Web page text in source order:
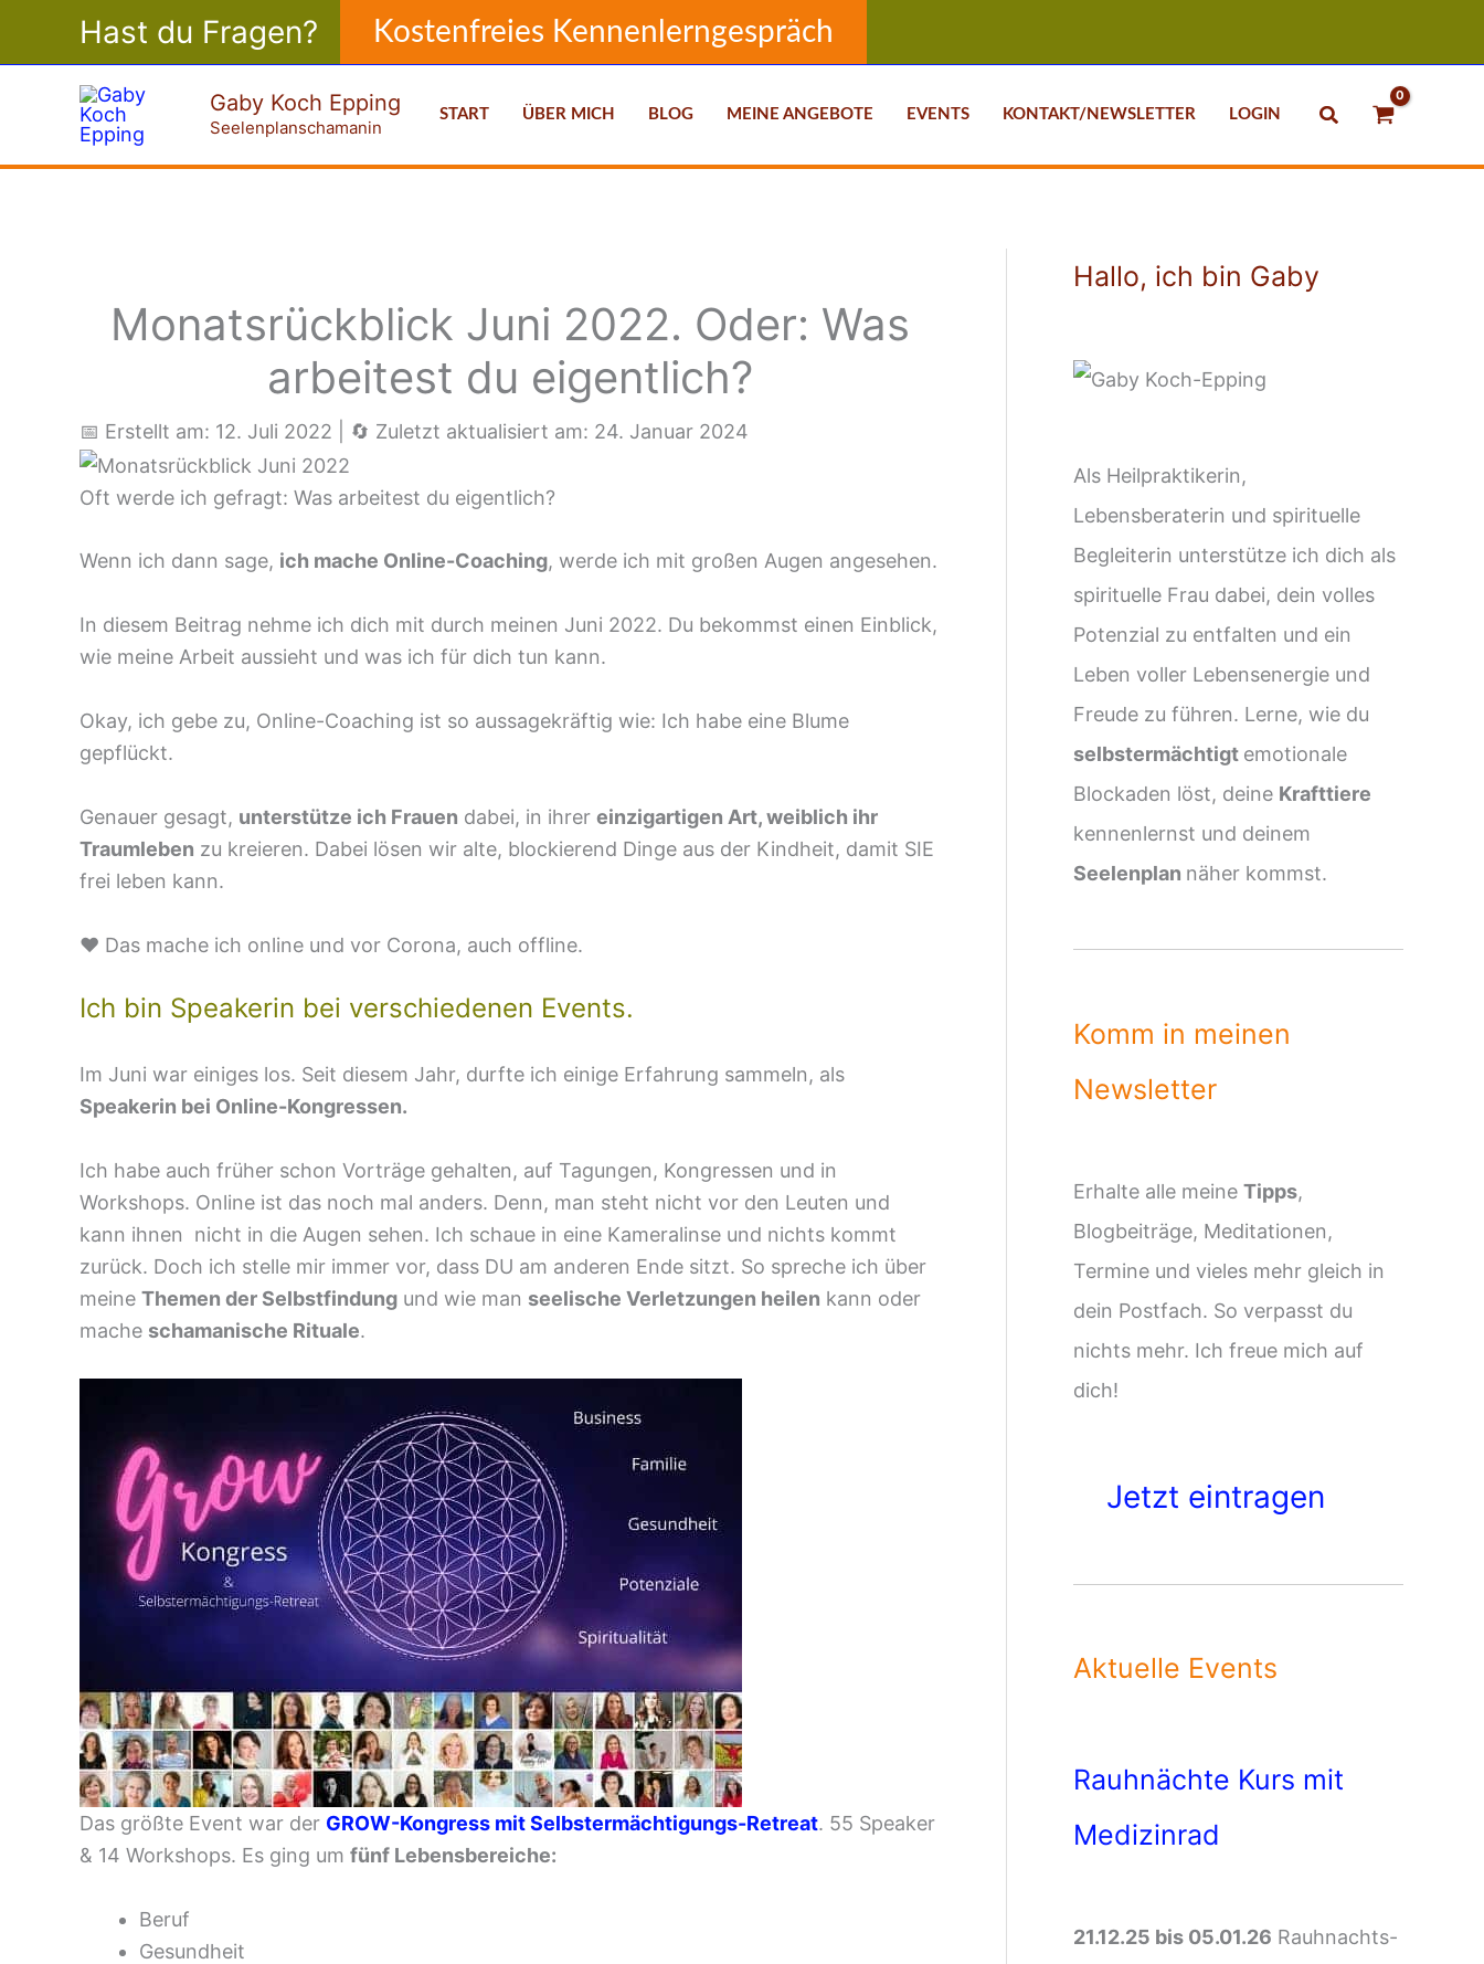
Hast du Fragen? Kostenfreies Kennenlerngespräch
Gaby Koch Epping
Seelenplanschamanin
START ÜBER MICH BLOG MEINE ANGEBOTE EVENTS KONTAKT/NEWSLETTER LOGIN Suchen
Monatsrückblick Juni 2022. Oder: Was
arbeitest du eigentlich?
📅 Erstellt am: 12. Juli 2022 🔄 Zuletzt aktualisiert am: 24. Januar 2024
Oft werde ich gefragt: Was arbeitest du eigentlich?
Wenn ich dann sage, ich mache Online-Coaching, werde ich mit großen Augen angesehen.
In diesem Beitrag nehme ich dich mit durch meinen Juni 2022. Du bekommst einen Einblick,
wie meine Arbeit aussieht und was ich für dich tun kann.
Okay, ich gebe zu, Online-Coaching ist so aussagekräftig wie: Ich habe eine Blume
gepflückt.
Genauer gesagt, unterstütze ich Frauen dabei, in ihrer einzigartigen Art, weiblich ihr
Traumleben zu kreieren. Dabei lösen wir alte, blockierend Dinge aus der Kindheit, damit SIE
frei leben kann.
♥️ Das mache ich online und vor Corona, auch offline.
Ich bin Speakerin bei verschiedenen Events.
Im Juni war einiges los. Seit diesem Jahr, durfte ich einige Erfahrung sammeln, als
Speakerin bei Online-Kongressen.
Ich habe auch früher schon Vorträge gehalten, auf Tagungen, Kongressen und in
Workshops. Online ist das noch mal anders. Denn, man steht nicht vor den Leuten und
kann ihnen nicht in die Augen sehen. Ich schaue in eine Kameralinse und nichts kommt
zurück. Doch ich stelle mir immer vor, dass DU am anderen Ende sitzt. So spreche ich über
meine Themen der Selbstfindung und wie man seelische Verletzungen heilen kann oder
mache schamanische Rituale.
Das größte Event war der GROW-Kongress mit Selbstermächtigungs-Retreat. 55 Speaker
& 14 Workshops. Es ging um fünf Lebensbereiche:
Beruf
Gesundheit
Hallo, ich bin Gaby
Als Heilpraktikerin,
Lebensberaterin und spirituelle
Begleiterin unterstütze ich dich als
spirituelle Frau dabei, dein volles
Potenzial zu entfalten und ein
Leben voller Lebensenergie und
Freude zu führen. Lerne, wie du
selbstermächtigt emotionale
Blockaden löst, deine Krafttiere
kennenlernst und deinem
Seelenplan näher kommst.
Komm in meinen
Newsletter
Erhalte alle meine Tipps,
Blogbeiträge, Meditationen,
Termine und vieles mehr gleich in
dein Postfach. So verpasst du
nichts mehr. Ich freue mich auf
dich!
Jetzt eintragen
Aktuelle Events
Rauhnächte Kurs mit
Medizinrad
21.12.25 bis 05.01.26 Rauhnachts-